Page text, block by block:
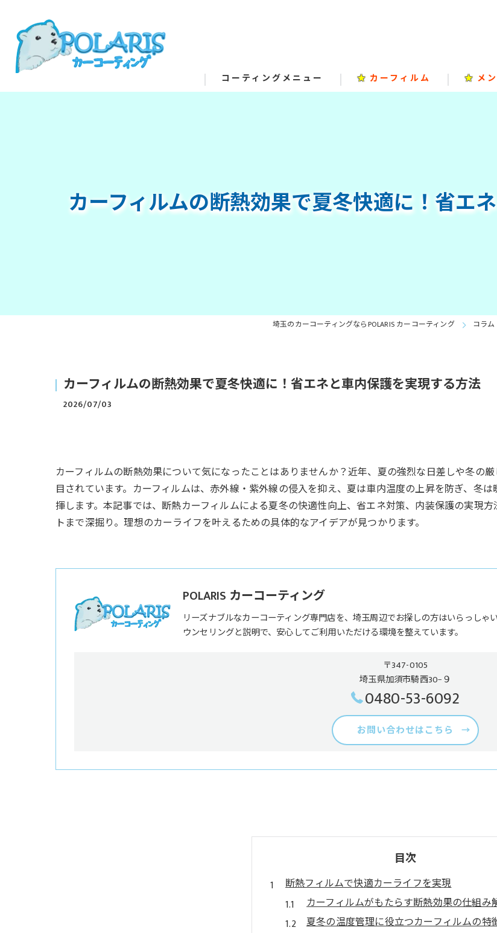
コーティングメニュー ★ カーフィルム ★ メ
カーフィルムの断熱効果で夏冬快適に！省エ
埼玉のカーコーティングならPOLARIS カーコーティング コラム
カーフィルムの断熱効果で夏冬快適に！省エネと車内保護を実現する方法
2026/07/03
カーフィルムの断熱効果について気になったことはありませんか？近年、夏の強烈な日差しや冬の
目されています。カーフィルムは、赤外線・紫外線の侵入を抑え、夏は車内温度の上昇を防ぎ、冬
揮します。本記事では、断熱カーフィルムによる夏冬の快適性向上、省エネ対策、内装保護の実現
トまで深掘り。理想のカーライフを叶えるための具体的なアイデアが見つかります。
POLARIS カーコーティング
リーズナブルなカーコーティング専門店を、埼玉周辺でお探しの方はいらっし
ウンセリングと説明で、安心してご利用いただける環境を整えています。
〒347-0105
埼玉県加須市騎西30−９
0480-53-6092
お問い合わせはこちら
目次
断熱フィルムで快適カーライフを実現
カーフィルムがもたらす断熱効果の仕組み
夏冬の温度管理に役立つカーフィルムの特